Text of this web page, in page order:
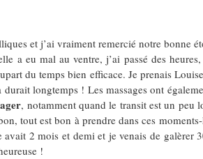
et j’ai vraiment remercié notre bonne
a eu mal au ventre, j’ai passé des
du temps bien efficace. Je prenais
longtemps ! Les massages ont
, notamment quand le transit est un peu
tout est bon à prendre dans ces
2 mois et demi et je venais de galèrer
!